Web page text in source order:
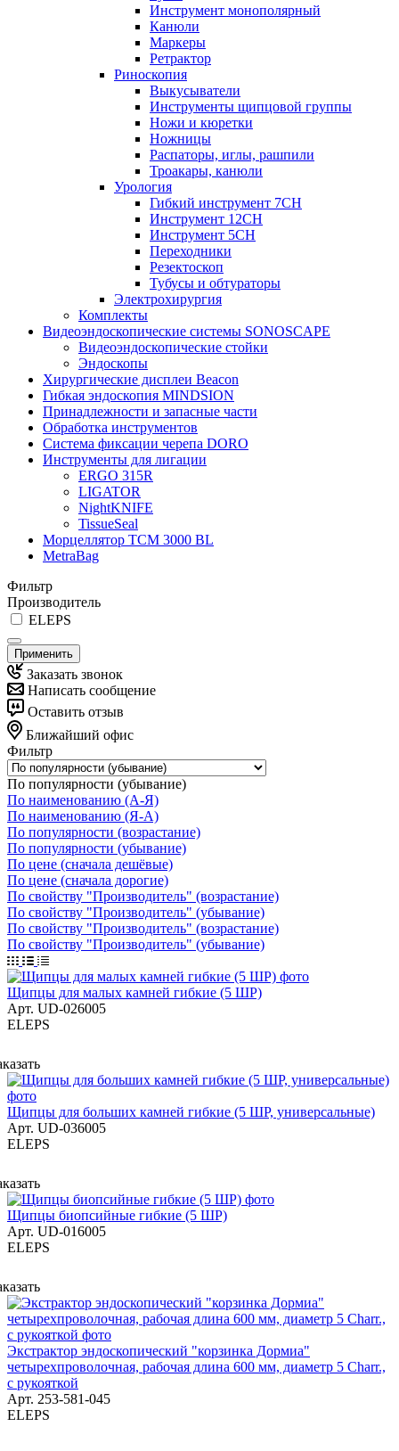
Инструмент монополярный
Канюли
Маркеры
Ретрактор
Риноскопия
Выкусыватели
Инструменты щипцовой группы
Ножи и кюретки
Ножницы
Распаторы, иглы, рашпили
Троакары, канюли
Урология
Гибкий инструмент 7CH
Инструмент 12CH
Инструмент 5CH
Переходники
Резектоскоп
Тубусы и обтураторы
Электрохирургия
Комплекты
Видеоэндоскопические системы SONOSCAPE
Видеоэндоскопические стойки
Эндоскопы
Хирургические дисплеи Beacon
Гибкая эндоскопия MINDSION
Принадлежности и запасные части
Обработка инструментов
Система фиксации черепа DORO
Инструменты для лигации
ERGO 315R
LIGATOR
NightKNIFE
TissueSeal
Морцеллятор ТСМ 3000 BL
MetraBag
Фильтр
Производитель
ELEPS
Применить
Заказать звонок
Написать сообщение
Оставить отзыв
Ближайший офис
Фильтр
По популярности (убывание)
По наименованию (А-Я)
По наименованию (Я-А)
По популярности (возрастание)
По популярности (убывание)
По цене (сначала дешёвые)
По цене (сначала дорогие)
По свойству "Производитель" (возрастание)
По свойству "Производитель" (убывание)
По свойству "Производитель" (возрастание)
По свойству "Производитель" (убывание)
Щипцы для малых камней гибкие (5 ШР)
Арт. UD-026005
ELEPS
Щипцы для больших камней гибкие (5 ШР, универсальные)
Арт. UD-036005
ELEPS
Щипцы биопсийные гибкие (5 ШР)
Арт. UD-016005
ELEPS
Экстрактор эндоскопический "корзинка Дормиа"
четырехпроволочная, рабочая длина 600 мм, диаметр 5 Charr.,
с рукояткой
Арт. 253-581-045
ELEPS